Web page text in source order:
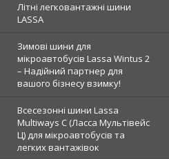
Літні легковантажні шини
LASSA
Зимові шини для
мікроавтобусів Lassa Wintus 2
– Надійний партнер для
вашого бізнесу взимку!
Всесезонні шини Lassa
Multiways C (Ласса Мультівейс
Ц) для мікроавтобусів та
легких вантажівок